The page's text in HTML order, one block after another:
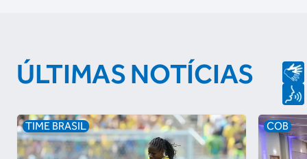
ÚLTIMAS NOTÍCIAS
TIME BRASIL COB